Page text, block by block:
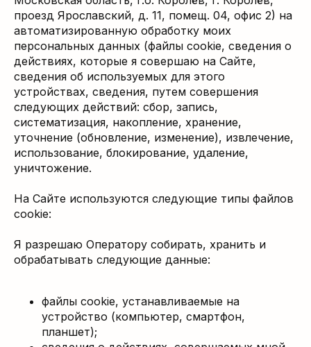
проезд Ярославский, д. 11, помещ. 04, офис 2) на
автоматизированную обработку моих
персональных данных (файлы cookie, сведения о
действиях, которые я совершаю на Сайте,
сведения об используемых для этого
устройствах, сведения, путем совершения
следующих действий: сбор, запись,
систематизация, накопление, хранение,
уточнение (обновление, изменение), извлечение,
использование, блокирование, удаление,
уничтожение.
На Сайте используются следующие типы файлов
cookie:
Я разрешаю Оператору собирать, хранить и
обрабатывать следующие данные:
файлы cookie, устанавливаемые на
устройство (компьютер, смартфон,
планшет);